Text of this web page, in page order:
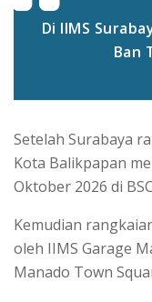
Di IIMS
Ban
Setelah Surabaya
Kota Balikpapan
Oktober 2026 di
Kemudian
oleh IIMS Garage
Manado Town